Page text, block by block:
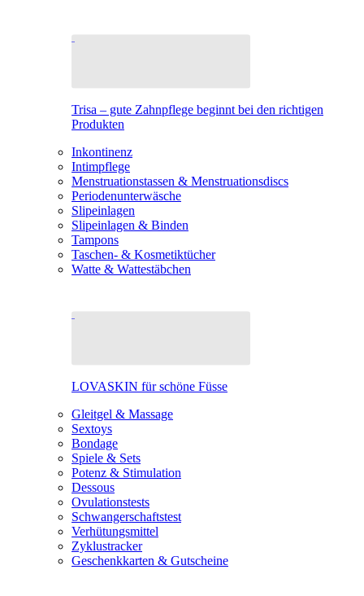
Trisa – gute Zahnpflege beginnt bei den richtigen
Produkten
Inkontinenz
Intimpflege
Menstruationstassen & Menstruationsdiscs
Periodenunterwäsche
Slipeinlagen
Slipeinlagen & Binden
Tampons
Taschen- & Kosmetiktücher
Watte & Wattestäbchen
LOVASKIN für schöne Füsse
Gleitgel & Massage
Sextoys
Bondage
Spiele & Sets
Potenz & Stimulation
Dessous
Ovulationstests
Schwangerschaftstest
Verhütungsmittel
Zyklustracker
Geschenkkarten & Gutscheine